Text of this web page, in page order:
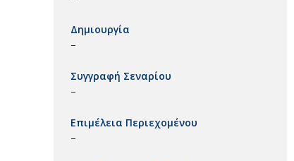
Δημιουργία
–
Συγγραφή Σεναρίου
–
Επιμέλεια Περιεχομένου
–